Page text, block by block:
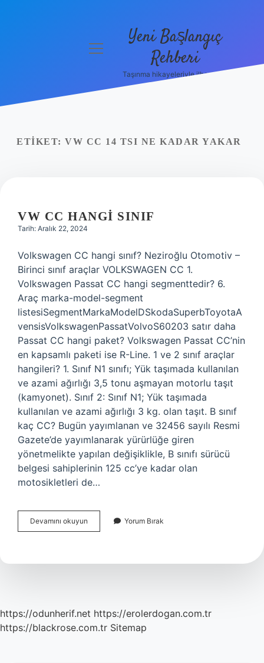
Politikası
menüyü
Yeni Başlangıç
Rehberi
Taşınma hikayeleriyle ilham bul!
ETIKET: VW CC 14 TSI NE KADAR YAKAR
VW CC HANGI SINIF
Tarih: Aralık 22, 2024
Volkswagen CC hangi sınıf? Neziroğlu Otomotiv –
Birinci sınıf araçlar VOLKSWAGEN CC 1.
Volkswagen Passat CC hangi segmenttedir? 6.
Araç marka-model-segment
listesiSegmentMarkaModelDSkodaSuperbToyotaA
vensisVolkswagenPassatVolvoS60203 satır daha
Passat CC hangi paket? Volkswagen Passat CC’nin
en kapsamlı paketi ise R-Line. 1 ve 2 sınıf araçlar
hangileri? 1. Sınıf N1 sınıfı; Yük taşımada kullanılan
ve azami ağırlığı 3,5 tonu aşmayan motorlu taşıt
(kamyonet). Sınıf 2: Sınıf N1; Yük taşımada
kullanılan ve azami ağırlığı 3 kg. olan taşıt. B sınıf
kaç CC? Bugün yayımlanan ve 32456 sayılı Resmi
Gazete’de yayımlanarak yürürlüğe giren
yönetmelikte yapılan değişiklikle, B sınıfı sürücü
belgesi sahiplerinin 125 cc’ye kadar olan
motosikletleri de…
Devamını okuyun
Cc
Yorum Bırak
https://odunherif.net https://erolerdogan.com.tr
https://blackrose.com.tr Sitemap